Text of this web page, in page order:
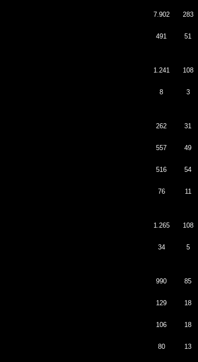
7.902 283
491 51
1.241 108
8 3
262 31
557 49
516 54
76 11
1.265 108
34 5
990 85
129 18
106 18
80 13